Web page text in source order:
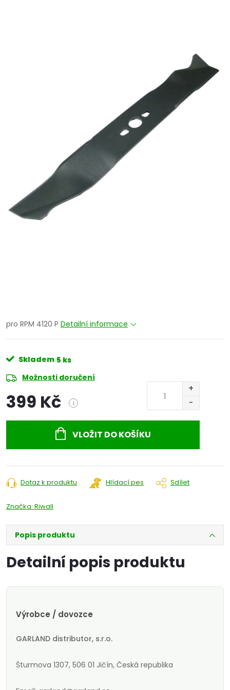
pro RPM 4120 P Detailní informace
Skladem 5 ks
Možnosti doručení
399 Kč i
VLOŽIT DO KOŠÍKU
Dotaz k produktu Hlídací pes Sdílet
Značka: Riwall
Popis produktu
Detailní popis produktu
Výrobce / dovozce
GARLAND distributor, s.r.o.
Šturmova 1307, 506 01 Jičín, Česká republika